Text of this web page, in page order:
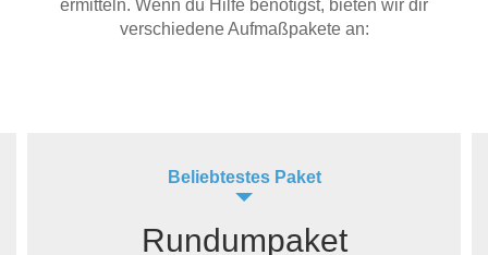
ermitteln. Wenn du Hilfe benötigst, bieten wir dir
verschiedene Aufmaßpakete an:
Beliebtestes Paket
Rundumpaket